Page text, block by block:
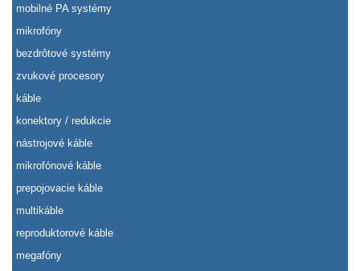
mobilné PA systémy
mikrofóny
bezdrôtové systémy
zvukové procesory
káble
konektory / redukcie
nástrojové káble
mikrofónové káble
prepojovacie káble
multikáble
reproduktorové káble
megafóny